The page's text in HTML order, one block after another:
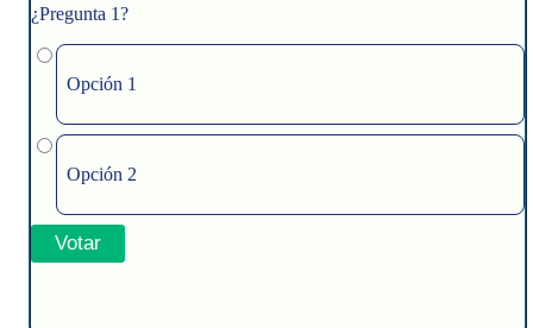
¿Pregunta 1?
Opción 1
Opción 2